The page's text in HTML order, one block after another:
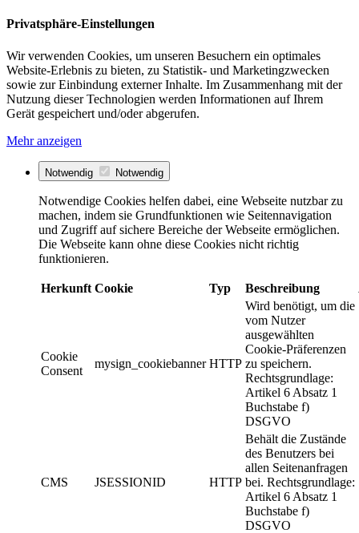
Privatsphäre-Einstellungen
Wir verwenden Cookies, um unseren Besuchern ein optimales
Website-Erlebnis zu bieten, zu Statistik- und Marketingzwecken
sowie zur Einbindung externer Inhalte. Im Zusammenhang mit der
Nutzung dieser Technologien werden Informationen auf Ihrem
Gerät gespeichert und/oder abgerufen.
Mehr anzeigen
Notwendig Notwendig
Notwendige Cookies helfen dabei, eine Webseite nutzbar zu
machen, indem sie Grundfunktionen wie Seitennavigation
und Zugriff auf sichere Bereiche der Webseite ermöglichen.
Die Webseite kann ohne diese Cookies nicht richtig
funktionieren.
Herkunft Cookie Typ Beschreibung
Cookie
Consent
mysign_cookiebanner HTTP
Wird benötigt, um die
vom Nutzer
ausgewählten
Cookie-Präferenzen
zu speichern.
Rechtsgrundlage:
Artikel 6 Absatz 1
Buchstabe f)
DSGVO
CMS JSESSIONID HTTP
Behält die Zustände
des Benutzers bei
allen Seitenanfragen
bei. Rechtsgrundlage:
Artikel 6 Absatz 1
Buchstabe f)
DSGVO